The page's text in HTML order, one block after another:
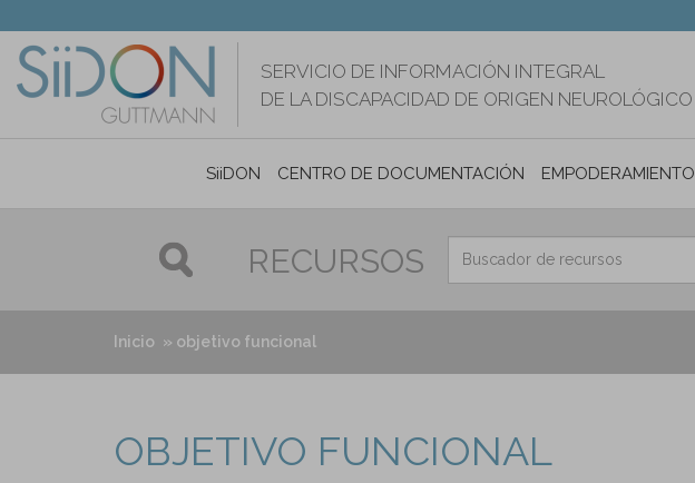
contenido
principal
SERVICIO DE INFORMACIÓN INTEGRAL
DE LA DISCAPACIDAD DE ORIGEN NEUROLÓGICO
SiiDON CENTRO DE DOCUMENTACIÓN EMPODERAMIENTO
RECURSOS
Inicio objetivo funcional
OBJETIVO FUNCIONAL